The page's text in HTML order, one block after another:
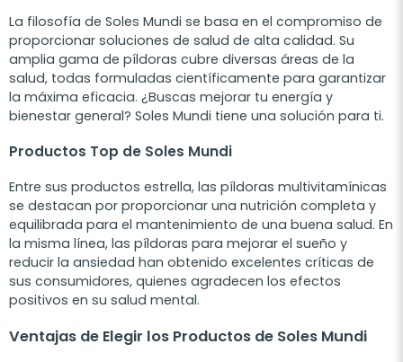
La filosofía de Soles Mundi se basa en el compromiso de
proporcionar soluciones de salud de alta calidad. Su
amplia gama de píldoras cubre diversas áreas de la
salud, todas formuladas científicamente para garantizar
la máxima eficacia. ¿Buscas mejorar tu energía y
bienestar general? Soles Mundi tiene una solución para ti.
Productos Top de Soles Mundi
Entre sus productos estrella, las píldoras multivitamínicas
se destacan por proporcionar una nutrición completa y
equilibrada para el mantenimiento de una buena salud. En
la misma línea, las píldoras para mejorar el sueño y
reducir la ansiedad han obtenido excelentes críticas de
sus consumidores, quienes agradecen los efectos
positivos en su salud mental.
Ventajas de Elegir los Productos de Soles Mundi